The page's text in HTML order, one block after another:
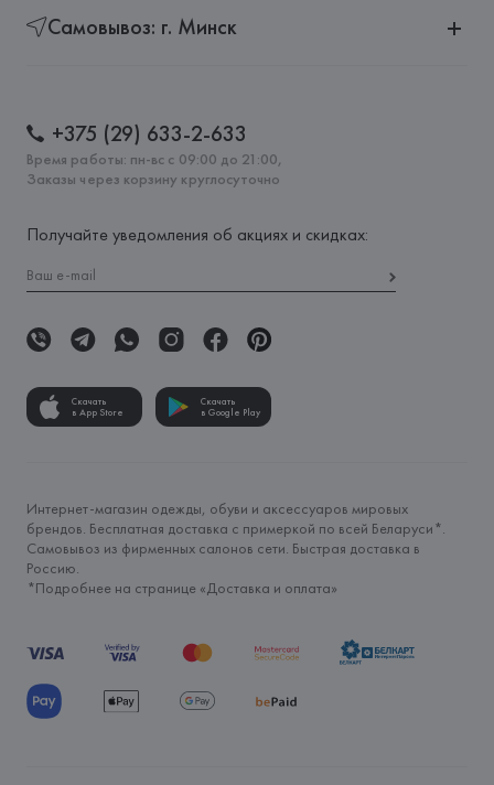
Самовывоз: г. Минск
+375 (29) 633-2-633
Время работы: пн-вс с 09:00 до 21:00,
Заказы через корзину круглосуточно
Получайте уведомления об акциях и скидках:
Скачать
в App Store
Скачать
в Google Play
Интернет-магазин одежды, обуви и аксессуаров мировых
брендов. Бесплатная доставка с примеркой по всей Беларуси*.
Самовывоз из фирменных салонов сети. Быстрая доставка в
Россию.
*Подробнее на странице «Доставка и оплата»